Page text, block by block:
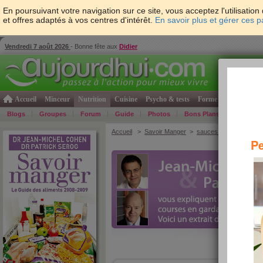
En poursuivant votre navigation sur ce site, vous acceptez
et offres adaptés à vos centres d'intérêt. En savoir plus et gérer ces
Vendredi 7 août 2026 - Bonne fête aux Didier
Accueil Minceur Nutrition Cuisine Psycho & tests Forme & santé
Blogs Groupes Forum Guide Photos Bons Plans
Accueil > Savoir Manger > sauces et condiments